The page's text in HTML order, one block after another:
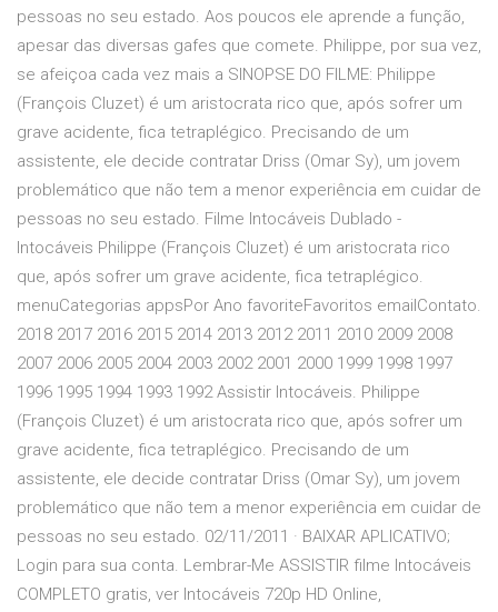
pessoas no seu estado. Aos poucos ele aprende a função,
apesar das diversas gafes que comete. Philippe, por sua vez,
se afeiçoa cada vez mais a SINOPSE DO FILME: Philippe
(François Cluzet) é um aristocrata rico que, após sofrer um
grave acidente, fica tetraplégico. Precisando de um
assistente, ele decide contratar Driss (Omar Sy), um jovem
problemático que não tem a menor experiência em cuidar de
pessoas no seu estado. Filme Intocáveis Dublado -
Intocáveis Philippe (François Cluzet) é um aristocrata rico
que, após sofrer um grave acidente, fica tetraplégico.
menuCategorias appsPor Ano favoriteFavoritos emailContato.
2018 2017 2016 2015 2014 2013 2012 2011 2010 2009 2008
2007 2006 2005 2004 2003 2002 2001 2000 1999 1998 1997
1996 1995 1994 1993 1992 Assistir Intocáveis. Philippe
(François Cluzet) é um aristocrata rico que, após sofrer um
grave acidente, fica tetraplégico. Precisando de um
assistente, ele decide contratar Driss (Omar Sy), um jovem
problemático que não tem a menor experiência em cuidar de
pessoas no seu estado. 02/11/2011 · BAIXAR APLICATIVO;
Login para sua conta. Lembrar-Me ASSISTIR filme Intocáveis
COMPLETO gratis, ver Intocáveis 720p HD Online,